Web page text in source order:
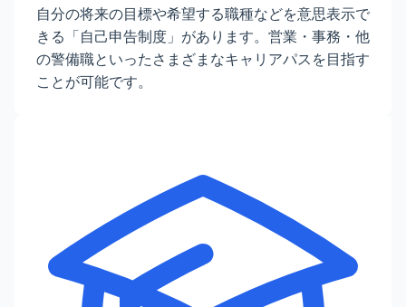
自分の将来の目標や希望する職種などを意思表示で
きる「自己申告制度」があります。営業・事務・他
の警備職といったさまざまなキャリアパスを目指す
ことが可能です。